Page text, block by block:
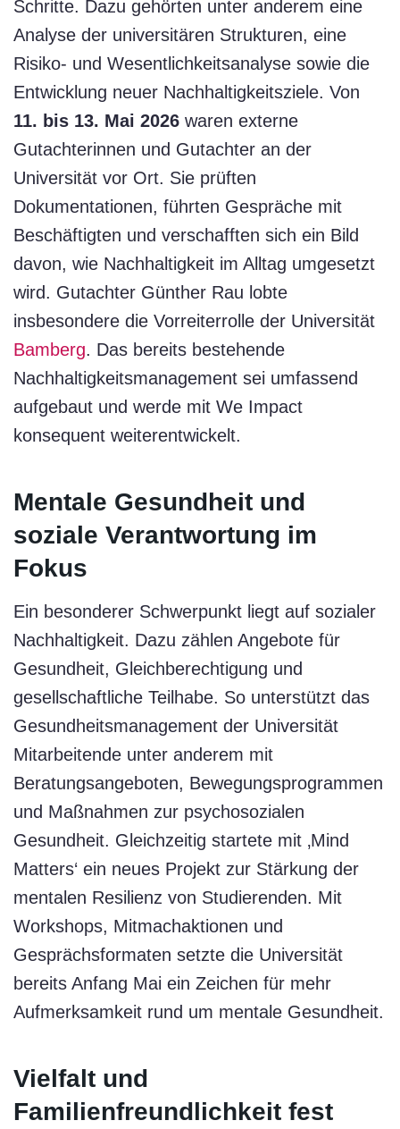
Schritte. Dazu gehörten unter anderem eine
Analyse der universitären Strukturen, eine
Risiko- und Wesentlichkeitsanalyse sowie die
Entwicklung neuer Nachhaltigkeitsziele. Von
11. bis 13. Mai 2026 waren externe
Gutachterinnen und Gutachter an der
Universität vor Ort. Sie prüften
Dokumentationen, führten Gespräche mit
Beschäftigten und verschafften sich ein Bild
davon, wie Nachhaltigkeit im Alltag umgesetzt
wird. Gutachter Günther Rau lobte
insbesondere die Vorreiterrolle der Universität
Bamberg. Das bereits bestehende
Nachhaltigkeitsmanagement sei umfassend
aufgebaut und werde mit We Impact
konsequent weiterentwickelt.
Mentale Gesundheit und
soziale Verantwortung im
Fokus
Ein besonderer Schwerpunkt liegt auf sozialer
Nachhaltigkeit. Dazu zählen Angebote für
Gesundheit, Gleichberechtigung und
gesellschaftliche Teilhabe. So unterstützt das
Gesundheitsmanagement der Universität
Mitarbeitende unter anderem mit
Beratungsangeboten, Bewegungsprogrammen
und Maßnahmen zur psychosozialen
Gesundheit. Gleichzeitig startete mit ‚Mind
Matters‘ ein neues Projekt zur Stärkung der
mentalen Resilienz von Studierenden. Mit
Workshops, Mitmachaktionen und
Gesprächsformaten setzte die Universität
bereits Anfang Mai ein Zeichen für mehr
Aufmerksamkeit rund um mentale Gesundheit.
Vielfalt und
Familienfreundlichkeit fest